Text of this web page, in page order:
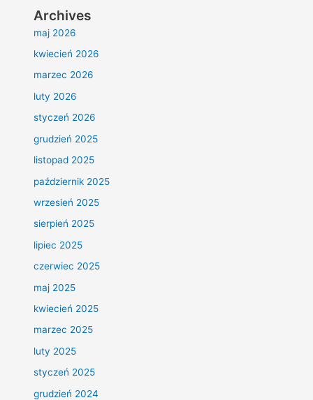
Archives
maj 2026
kwiecień 2026
marzec 2026
luty 2026
styczeń 2026
grudzień 2025
listopad 2025
październik 2025
wrzesień 2025
sierpień 2025
lipiec 2025
czerwiec 2025
maj 2025
kwiecień 2025
marzec 2025
luty 2025
styczeń 2025
grudzień 2024